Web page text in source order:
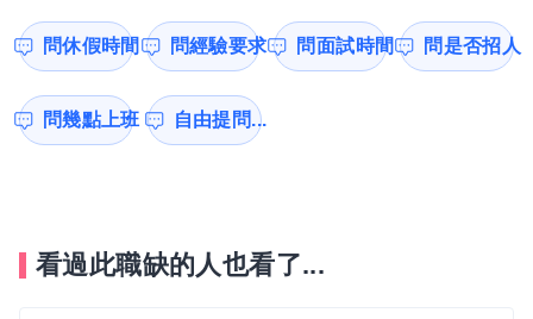
問休假時間 問經驗要求 問面試時間 問是否招人
問幾點上班 自由提問...
看過此職缺的人也看了...